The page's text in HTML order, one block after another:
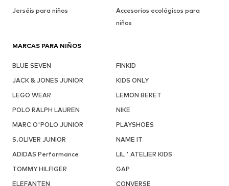
Jerséis para niños
Accesorios ecológicos para
niños
MARCAS PARA NIÑOS
BLUE SEVEN
FINKID
JACK & JONES JUNIOR
KIDS ONLY
LEGO WEAR
LEMON BERET
POLO RALPH LAUREN
NIKE
MARC O'POLO JUNIOR
PLAYSHOES
S.OLIVER JUNIOR
NAME IT
ADIDAS Performance
LIL ' ATELIER KIDS
TOMMY HILFIGER
GAP
ELEFANTEN
CONVERSE